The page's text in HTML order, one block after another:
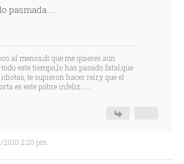
pasmada......
al menos,dí que me quieres aún
este tiempo,lo has pasado fatal;que
te supieron hacer reir,y que el
es este pobre infeliz......
2:20 pm